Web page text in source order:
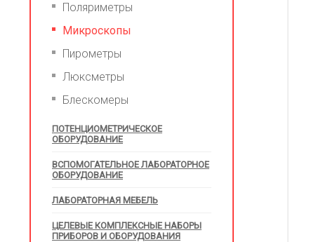
Поляриметры
Микроскопы
Пирометры
Люксметры
Блескомеры
ПОТЕНЦИОМЕТРИЧЕСКОЕ
ОБОРУДОВАНИЕ
ВСПОМОГАТЕЛЬНОЕ ЛАБОРАТОРНОЕ
ОБОРУДОВАНИЕ
ЛАБОРАТОРНАЯ МЕБЕЛЬ
ЦЕЛЕВЫЕ КОМПЛЕКСНЫЕ НАБОРЫ
ПРИБОРОВ И ОБОРУДОВАНИЯ